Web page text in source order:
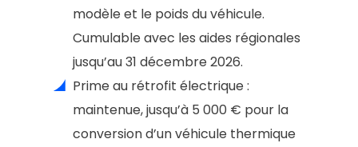
modèle et le poids du véhicule.
Cumulable avec les aides régionales
jusqu’au 31 décembre 2026.
Prime au rétrofit électrique :
maintenue, jusqu’à 5 000 € pour la
conversion d’un véhicule thermique